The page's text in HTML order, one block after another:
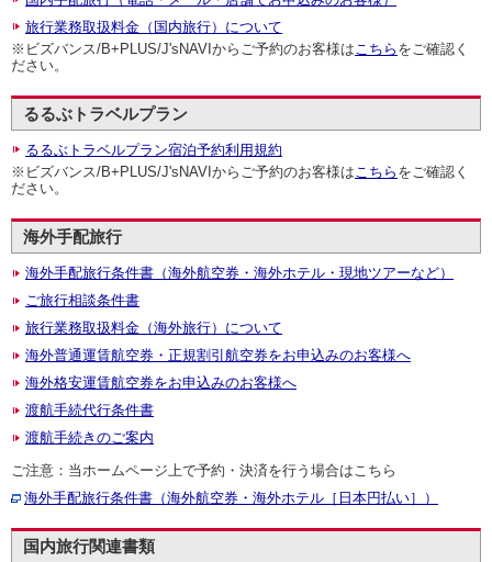
旅行業務取扱料金（国内旅行）について
※ビズバンス/B+PLUS/J'sNAVIからご予約のお客様はこちら をご確認く
ださい。
るるぶトラベルプラン
るるぶトラベルプラン宿泊予約利用規約
※ビズバンス/B+PLUS/J'sNAVIからご予約のお客様はこちら をご確認く
ださい。
海外手配旅行
海外手配旅行条件書（海外航空券・海外ホテル・現地ツアーなど）
ご旅行相談条件書
旅行業務取扱料金（海外旅行）について
海外普通運賃航空券・正規割引航空券をお申込みのお客様へ
海外格安運賃航空券をお申込みのお客様へ
渡航手続代行条件書
渡航手続きのご案内
ご注意：当ホームページ上で予約・決済を行う場合はこちら
海外手配旅行条件書（海外航空券・海外ホテル［日本円払い］）
国内旅行関連書類